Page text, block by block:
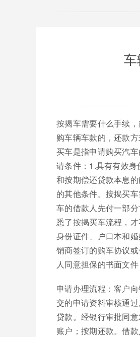
按揭车需要什么手续
购车辆车款的，还款
买车是指申请购买汽
请条件：1.具有有效
和按期偿还贷款本息
的其他条件。按揭买
车的借款人先付一部
悉了按揭买车流程，
身份证件、户口本和
销商签订的购车协议
人同意担保的书面文
申请办理流程：客户
交的申请资料审核通
贷款。经银行审批同
账户；按期还款。借